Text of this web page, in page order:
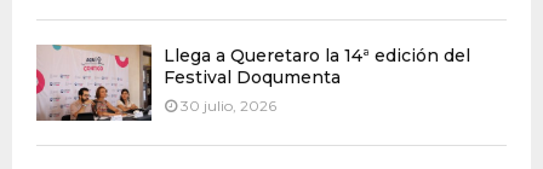
Llega a Queretaro la 14ª edición del
Festival Doqumenta
30 julio, 2026